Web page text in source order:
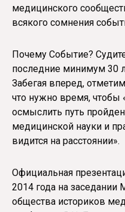
медицинского
всякого сомнения
Почему Событие?
последние минимум 30
Забегая вперед,
что нужно время, чтобы
осмыслить путь
медицинской науки и
видится на расстоянии».
Официальная
2014 года на заседании
общества историков